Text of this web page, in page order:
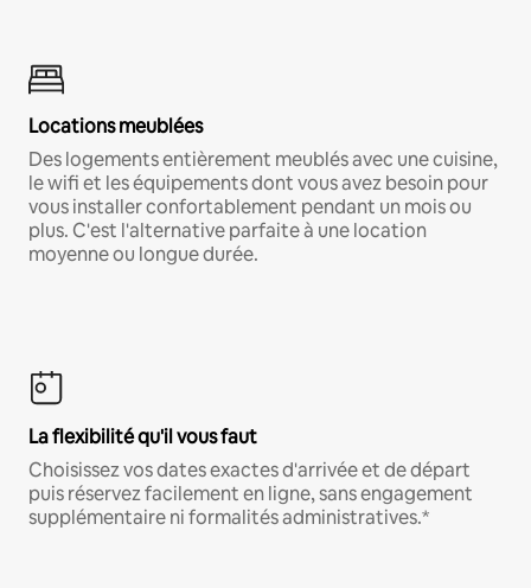
Locations meublées
Des logements entièrement meublés avec une cuisine,
le wifi et les équipements dont vous avez besoin pour
vous installer confortablement pendant un mois ou
plus. C'est l'alternative parfaite à une location
moyenne ou longue durée.
La flexibilité qu'il vous faut
Choisissez vos dates exactes d'arrivée et de départ
puis réservez facilement en ligne, sans engagement
supplémentaire ni formalités administratives.*